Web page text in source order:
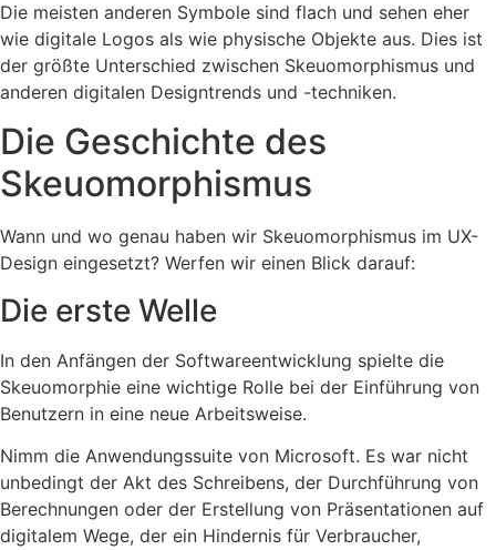
Die meisten anderen Symbole sind flach und sehen eher
wie digitale Logos als wie physische Objekte aus. Dies ist
der größte Unterschied zwischen Skeuomorphismus und
anderen digitalen Designtrends und -techniken.
Die Geschichte des
Skeuomorphismus
Wann und wo genau haben wir Skeuomorphismus im UX-
Design eingesetzt? Werfen wir einen Blick darauf:
Die erste Welle
In den Anfängen der Softwareentwicklung spielte die
Skeuomorphie eine wichtige Rolle bei der Einführung von
Benutzern in eine neue Arbeitsweise.
Nimm die Anwendungssuite von Microsoft. Es war nicht
unbedingt der Akt des Schreibens, der Durchführung von
Berechnungen oder der Erstellung von Präsentationen auf
digitalem Wege, der ein Hindernis für Verbraucher,